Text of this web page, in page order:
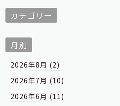
カテゴリー
月別
2026年8月 (2)
2026年7月 (10)
2026年6月 (11)